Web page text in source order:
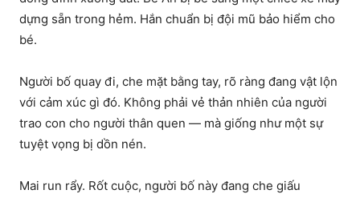
dựng sẵn trong hẻm. Hắn chuẩn bị đội mũ bảo hiểm cho
bé.
Người bố quay đi, che mặt bằng tay, rõ ràng đang vật lộn
với cảm xúc gì đó. Không phải vẻ thản nhiên của người
trao con cho người thân quen — mà giống như một sự
tuyệt vọng bị dồn nén.
Mai run rẩy. Rốt cuộc, người bố này đang che giấu